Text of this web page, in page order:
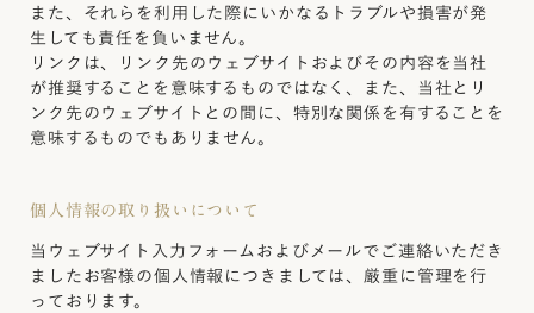
また、それらを利用した際にいかなるトラブルや損害が発
生しても責任を負いません。
リンクは、リンク先のウェブサイトおよびその内容を当社
が推奨することを意味するものではなく、また、当社とリ
ンク先のウェブサイトとの間に、特別な関係を有することを
意味するものでもありません。
個人情報の取り扱いについて
当ウェブサイト入力フォームおよびメールでご連絡いただき
ましたお客様の個人情報につきましては、厳重に管理を行
っております。